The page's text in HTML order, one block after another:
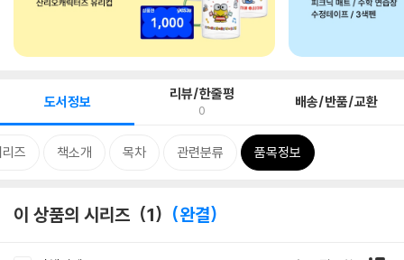
도서정보 리뷰/한줄평
0 배송/반품/교환
즈 책소개 목차 관련분류 품목정보
이 상품의 시리즈 1 완결